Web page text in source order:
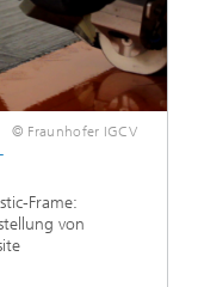
© Fraunhofer IGCV
Frame:
von